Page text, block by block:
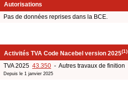
Autorisations
Pas de données reprises dans la BCE.
Activités TVA Code Nacebel version 2025(1)
TVA 2025 43.350 - Autres travaux de finition
Depuis le 1 janvier 2025